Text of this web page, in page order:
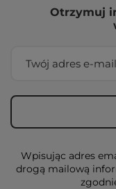
Otrzymuj
Wpisując adres
drogą mailową